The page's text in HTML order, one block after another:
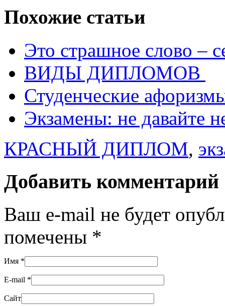
Похожие статьи
Это страшное слово –
ВИДЫ ДИПЛОМОВ
Студенческие
Экзамены: не давайте
КРАСНЫЙ ДИПЛОМ,
Добавить комментарий
Ваш e-mail не будет
помечены *
Имя *
E-mail *
Сайт